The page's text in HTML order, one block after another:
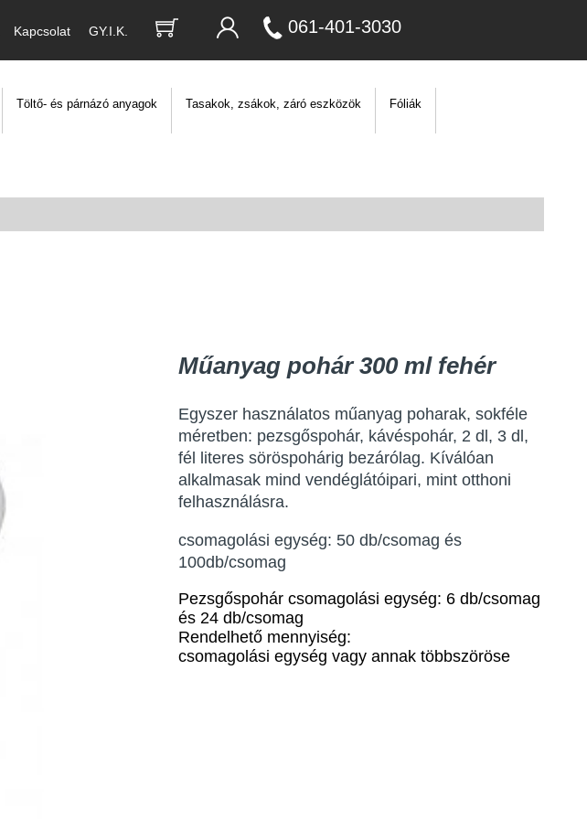
Kapcsolat GY.I.K. 061-401-3030
Töltő- és párnázó anyagok Tasakok, zsákok, záró eszközök Fóliák
Műanyag pohár 300 ml fehér
Egyszer használatos műanyag poharak, sokféle
méretben: pezsgőspohár, kávéspohár, 2 dl, 3 dl,
fél literes söröspohárig bezárólag. Kíválóan
alkalmasak mind vendéglátóipari, mint otthoni
felhasználásra.
csomagolási egység: 50 db/csomag és
100db/csomag
Pezsgőspohár csomagolási egység: 6 db/csomag
és 24 db/csomag
Rendelhető mennyiség:
csomagolási egység vagy annak többszöröse